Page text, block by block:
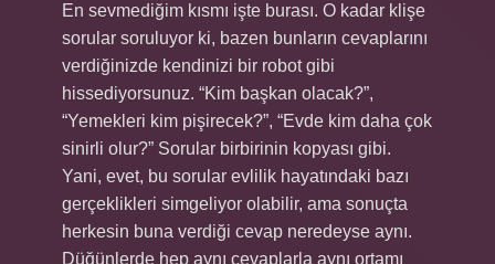
En sevmediğim kısmı işte burası. O kadar klişe
sorular soruluyor ki, bazen bunların cevaplarını
verdiğinizde kendinizi bir robot gibi
hissediyorsunuz. “Kim başkan olacak?”,
“Yemekleri kim pişirecek?”, “Evde kim daha çok
sinirli olur?” Sorular birbirinin kopyası gibi.
Yani, evet, bu sorular evlilik hayatındaki bazı
gerçeklikleri simgeliyor olabilir, ama sonuçta
herkesin buna verdiği cevap neredeyse aynı.
Düğünlerde hep aynı cevaplarla aynı ortamı